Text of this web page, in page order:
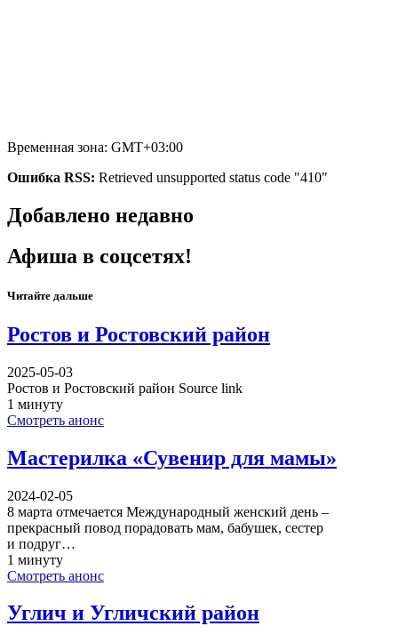
Временная зона: GMT+03:00
Ошибка RSS: Retrieved unsupported status code "410"
Добавлено недавно
Афиша в соцсетях!
Читайте дальше
Ростов и Ростовский район
2025-05-03
Ростов и Ростовский район Source link
1 минуту
Смотреть анонс
Мастерилка «Сувенир для мамы»
2024-02-05
8 марта отмечается Международный женский день –
прекрасный повод порадовать мам, бабушек, сестер
и подруг…
1 минуту
Смотреть анонс
Углич и Угличский район